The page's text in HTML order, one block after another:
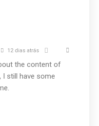
12 dias atrás
the content of
I still have some